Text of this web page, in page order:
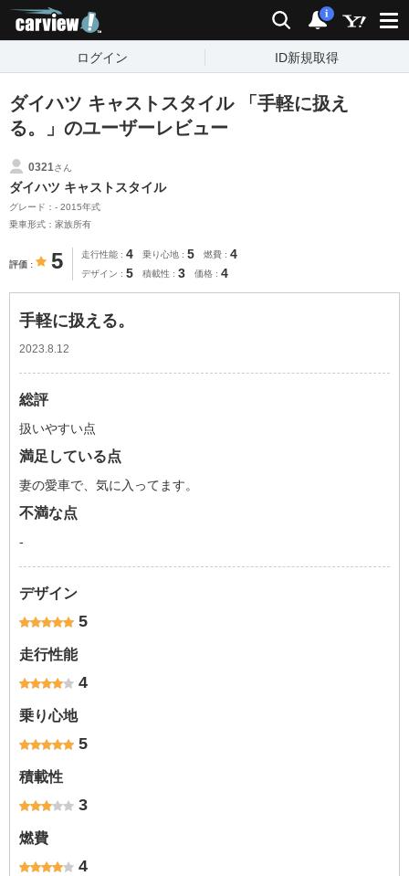
検索 通知
i
ログイン ID新規取得
ダイハツ キャストスタイル 「手軽に扱え
る。」のユーザーレビュー
0321さん
ダイハツ キャストスタイル
グレード：- 2015年式
乗車形式：家族所有
評価 5 走行性能 4 乗り心地 5 燃費 4
デザイン 5 積載性 3 価格 4
手軽に扱える。
2023.8.12
総評
扱いやすい点
満足している点
妻の愛車で、気に入ってます。
不満な点
-
デザイン
5
走行性能
4
乗り心地
5
積載性
3
燃費
4